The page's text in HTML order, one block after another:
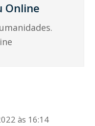
Online
às 16:14